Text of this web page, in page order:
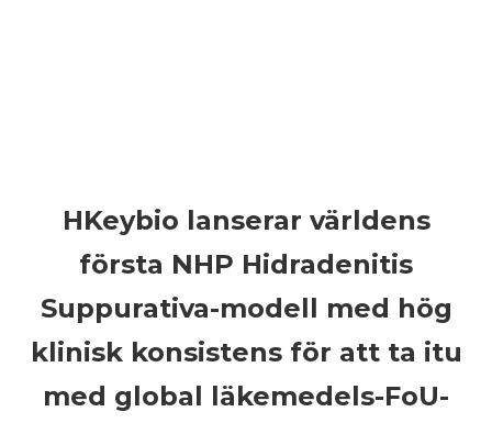
HKeybio lanserar världens
första NHP Hidradenitis
Suppurativa-modell med hög
klinisk konsistens för att ta itu
med global läkemedels-FoU-